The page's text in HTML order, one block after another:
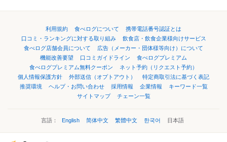
利用規約 食べログについて
携帯電話番号認証とは
口コミ・ランキングに対する取り組み
飲食店・飲食企業様向けサービス
食べログ店舗会員について
広告（メーカー・団体様等向け）について
機能改善要望
口コミガイドライン
食べログプレミアム
食べログプレミアム無料クーポン
ネット予約（リクエスト予約）
個人情報保護方針
外部送信（オプトアウト）
特定商取引法に基づく表記
推奨環境
ヘルプ・お問い合わせ 採用情報 企業情報
キーワード一覧
サイトマップ
チェーン一覧
言語： English 简体中文 繁體中文 한국어 日本語